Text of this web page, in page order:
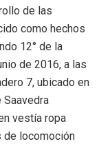
de las
como hechos
12° de la
de 2016, a las
7, ubicado en
Saavedra
vestía ropa
de locomoción